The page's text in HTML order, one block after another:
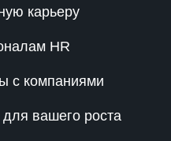
карьеру
HR
с компаниями
вашего роста